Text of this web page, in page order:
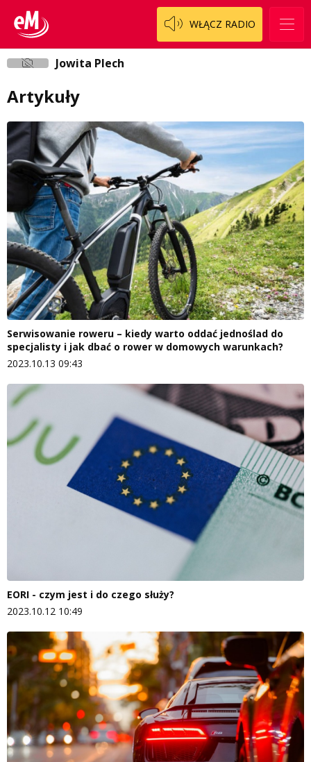
WŁĄCZ RADIO
Jowita Plech
Artykuły
Serwisowanie roweru – kiedy warto oddać jednoślad do
specjalisty i jak dbać o rower w domowych warunkach?
2023.10.13 09:43
EORI - czym jest i do czego służy?
2023.10.12 10:49